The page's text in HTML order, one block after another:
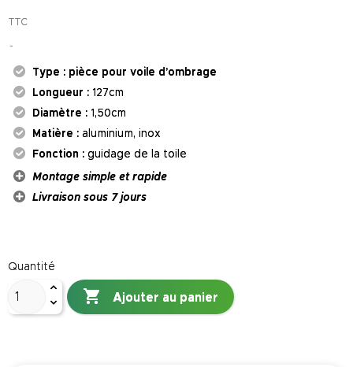
TTC
Type : pièce pour voile d’ombrage
Longueur : 127cm
Diamètre : 1,50cm
Matière : aluminium, inox
Fonction : guidage de la toile
Montage simple et rapide
Livraison sous 7 jours
Quantité
 Ajouter au panier